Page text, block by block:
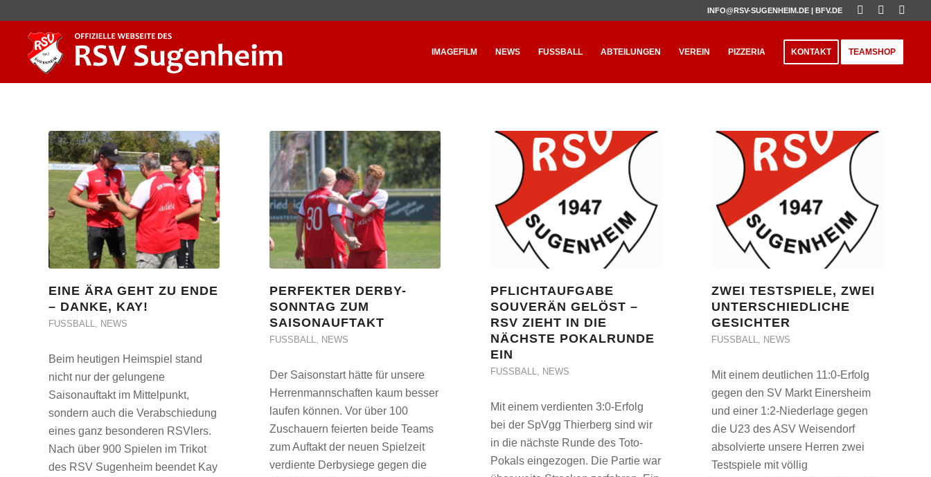
INFO@RSV-SUGENHEIM.DE |BFV.DE
IMAGEFILM NEWS FUSSBALL ABTEILUNGEN VEREIN PIZZERIA KONTAKT TEAMSHOP
EINE ÄRA GEHT ZU ENDE
– DANKE, KAY!
FUSSBALL, NEWS
Beim heutigen Heimspiel stand
nicht nur der gelungene
Saisonauftakt im Mittelpunkt,
sondern auch die Verabschiedung
eines ganz besonderen RSVlers.
Nach über 900 Spielen im Trikot
des RSV Sugenheim beendet Kay
PERFEKTER DERBY-
SONNTAG ZUM
SAISONAUFTAKT
FUSSBALL, NEWS
Der Saisonstart hätte für unsere
Herrenmannschaften kaum besser
laufen können. Vor über 100
Zuschauern feierten beide Teams
zum Auftakt der neuen Spielzeit
verdiente Derbysiege gegen die
PFLICHTAUFGABE
SOUVERÄN GELÖST –
RSV ZIEHT IN DIE
NÄCHSTE POKALRUNDE
EIN
FUSSBALL, NEWS
Mit einem verdienten 3:0-Erfolg
bei der SpVgg Thierberg sind wir
in die nächste Runde des Toto-
Pokals eingezogen. Die Partie war
ZWEI TESTSPIELE, ZWEI
UNTERSCHIEDLICHE
GESICHTER
FUSSBALL, NEWS
Mit einem deutlichen 11:0-Erfolg
gegen den SV Markt Einersheim
und einer 1:2-Niederlage gegen
die U23 des ASV Weisendorf
absolvierte unsere Herren zwei
Testspiele mit völlig